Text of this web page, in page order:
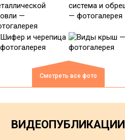
Смотреть все фото
ВИДЕОПУБЛИКАЦИИ